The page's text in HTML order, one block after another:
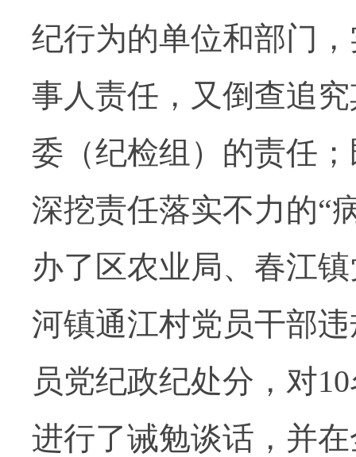
纪行为的单位和部门
事人责任，又倒查追
委（纪检组）的责任
深挖责任落实不力的“
办了区农业局、春江
河镇通江村党员干部
员党纪政纪处分，对
进行了诫勉谈话，并